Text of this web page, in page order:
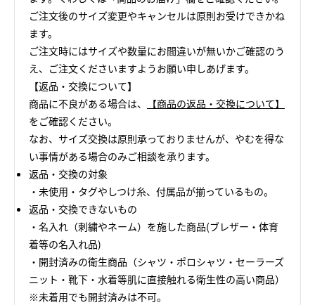
ご注文後のサイズ変更やキャンセルは原則お受けできかね
ます。
ご注文時にはサイズや数量にお間違いが無いかご確認のう
え、ご注文くださいますようお願い申しあげます。
【返品・交換について】
商品に不良がある場合は、
【商品の返品・交換について】
をご確認ください。
なお、サイズ交換は原則承っておりませんが、やむを得な
い事情がある場合のみご相談を承ります。
返品・交換の対象
・未使用・タグやしつけ糸、付属品が揃っているもの。
返品・交換できないもの
・名入れ（刺繍やネーム）を施した商品(ブレザー・体育
着等の名入れ品)
・開封済みの衛生商品（シャツ・ポロシャツ・セーラーズ
ニット・靴下・水着等肌に直接触れる衛生性の高い商品）
※未着用でも開封済みは不可。